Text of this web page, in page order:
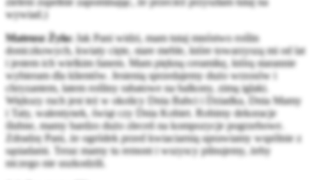
wywiad.)
Mateusz Żyła:Jak Pani widzi, mam tutaj mnóstwo roślin
doniczkowych, kwiaty cięte, stare meble, które towarzyszą mi od lat
i jestem ich wielkim fanem. Mam piękną ceramikę, którą starannie
wybieram dla klientów. Jesienią sprzedajemy dużo wrzosów i
chryzantem, latem rośliny rabatowe na balkony, zimą iglaki.
Większy ruch jest też w okolicy Dnia Babci i Dziadka, Dnia Mamy
i Taty, walentynek, świąt czy Dnia Kobiet. Robimy dekoracje
ślubne, mamy bardzo dużo zleceń na kompozycje pogrzebowe.
Zdradzę Pani, że ogródek przed kwiaciarnią uprawiamy wspólnie z
sąsiadami. Teraz mamy tu remont i wszyscy pilnujemy, żeby
niczego nie uszkodzili.